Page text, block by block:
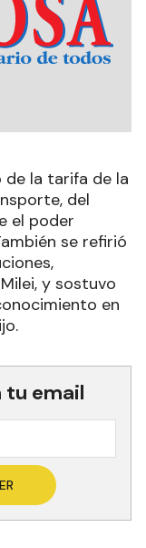
la tarifa de la
del
el poder
se refirió
y sostuvo
en
tu email